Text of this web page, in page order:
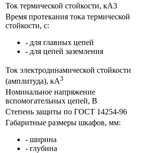
Ток термической стойкости, кА3
Время протекания тока термической
стойкости, с:
- для главных цепей
- для цепей заземления
Ток электродинамической стойкости
(амплитуда), кА3
Номинальное напряжение
вспомогательных цепей, В
Степень защиты по ГОСТ 14254-96
Габаритные размеры шкафов, мм:
- ширина
- глубина